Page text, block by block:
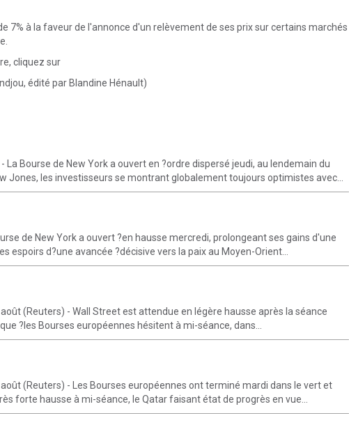
7% à la faveur de l'annonce d'un relèvement de ses prix sur certains marchés
cliquez sur
édité par Blandine Hénault)
La Bourse de New York a ouvert en ?ordre dispersé jeudi, au lendemain du
Jones, les investisseurs se montrant globalement toujours optimistes avec...
de New York a ouvert ?en hausse mercredi, prolongeant ses gains d'une
espoirs d?une avancée ?décisive vers la paix au Moyen-Orient...
(Reuters) - Wall Street est attendue en légère hausse après la séance
?les Bourses européennes hésitent à mi-séance, dans...
(Reuters) - Les Bourses européennes ont terminé mardi dans le vert et
forte hausse à mi-séance, le Qatar faisant état de progrès en vue...